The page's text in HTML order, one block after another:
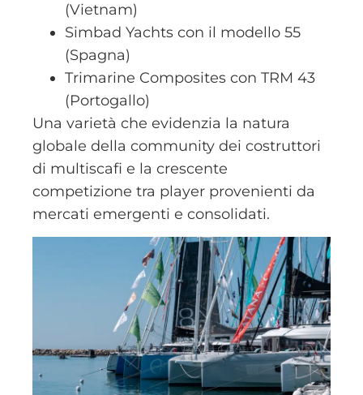
(Vietnam)
Simbad Yachts con il modello 55
(Spagna)
Trimarine Composites con TRM 43
(Portogallo)
Una varietà che evidenzia la natura
globale della community dei costruttori
di multiscafi e la crescente
competizione tra player provenienti da
mercati emergenti e consolidati.